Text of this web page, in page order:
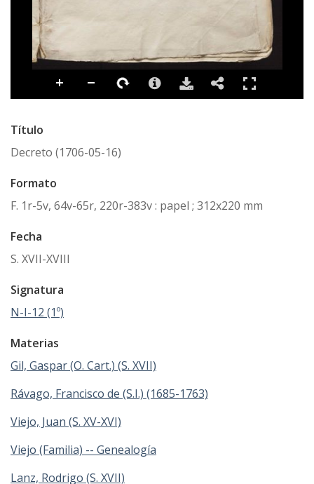
Título
Decreto (1706-05-16)
Formato
F. 1r-5v, 64v-65r, 220r-383v : papel ; 312x220 mm
Fecha
S. XVII-XVIII
Signatura
N-I-12 (1º)
Materias
Gil, Gaspar (O. Cart.) (S. XVII)
Rávago, Francisco de (S.I.) (1685-1763)
Viejo, Juan (S. XV-XVI)
Viejo (Familia) -- Genealogía
Lanz, Rodrigo (S. XVII)